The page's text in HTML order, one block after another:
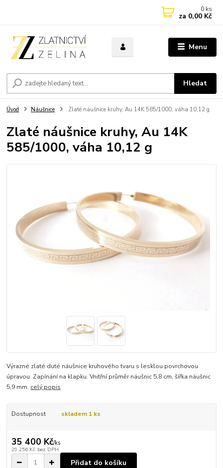
Menu
Hledat
0 ks
za 0,00 Kč
Úvod Náušnice Zlaté náušnice kruhy, Au 14K 585/1000, váha 10,12 g
Zlaté náušnice kruhy, Au 14K
585/1000, váha 10,12 g
Výrazné zlaté duté náušnice kruhového tvaru s lesklou povrchovou
úpravou. Zapínání na klapku. Vnitřní průměr náušnic 5,8 cm, šířka náušnic
5,9 mm. celý popis
Dostupnost skladem 1 ks
35 400 Kč/ks
29 256 Kč bez DPH
Přidat do košíku